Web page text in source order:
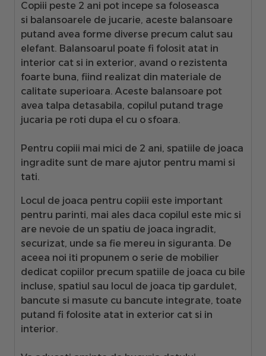
Copiii peste 2 ani pot incepe sa foloseasca
si balansoarele de jucarie, aceste balansoare
putand avea forme diverse precum calut sau
elefant. Balansoarul poate fi folosit atat in
interior cat si in exterior, avand o rezistenta
foarte buna, fiind realizat din materiale de
calitate superioara. Aceste balansoare pot
avea talpa detasabila, copilul putand trage
jucaria pe roti dupa el cu o sfoara.
Pentru copiii mai mici de 2 ani, spatiile de joaca
ingradite sunt de mare ajutor pentru mami si
tati.
Locul de joaca pentru copiii este important
pentru parinti, mai ales daca copilul este mic si
are nevoie de un spatiu de joaca ingradit,
securizat, unde sa fie mereu in siguranta. De
aceea noi iti propunem o serie de mobilier
dedicat copiilor precum spatiile de joaca cu bile
incluse, spatiul sau locul de joaca tip gardulet,
bancute si masute cu bancute integrate, toate
putand fi folosite atat in exterior cat si in
interior.